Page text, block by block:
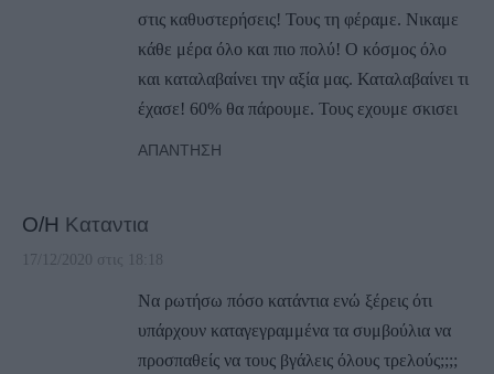
στις καθυστερήσεις! Τους τη φέραμε. Νικαμε
κάθε μέρα όλο και πιο πολύ! Ο κόσμος όλο
και καταλαβαίνει την αξία μας. Καταλαβαίνει τι
έχασε! 60% θα πάρουμε. Τους εχουμε σκισει
ΑΠΆΝΤΗΣΗ
Ο/Η Καταντια
17/12/2020 στις 18:18
Να ρωτήσω πόσο κατάντια ενώ ξέρεις ότι
υπάρχουν καταγεγραμμένα τα συμβούλια να
προσπαθείς να τους βγάλεις όλους τρελούς;;;;